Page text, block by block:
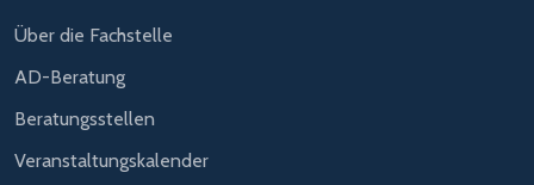
Über die Fachstelle
AD-Beratung
Beratungsstellen
Veranstaltungskalender